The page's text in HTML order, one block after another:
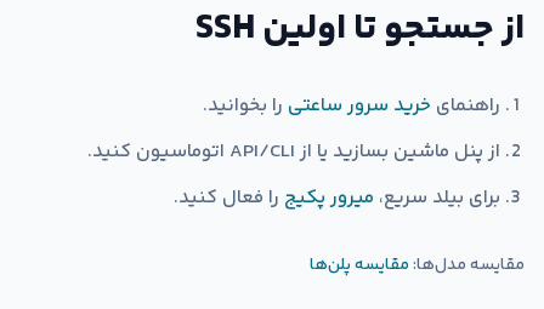
از جستجو تا اولین SSH
راهنمای خرید سرور ساعتی را بخوانید.
از پنل ماشین بسازید یا از API/CLI اتوماسیون کنید.
برای بیلد سریع، میرور پکیج را فعال کنید.
مقایسه مدل‌ها:مقایسه پلن‌ها